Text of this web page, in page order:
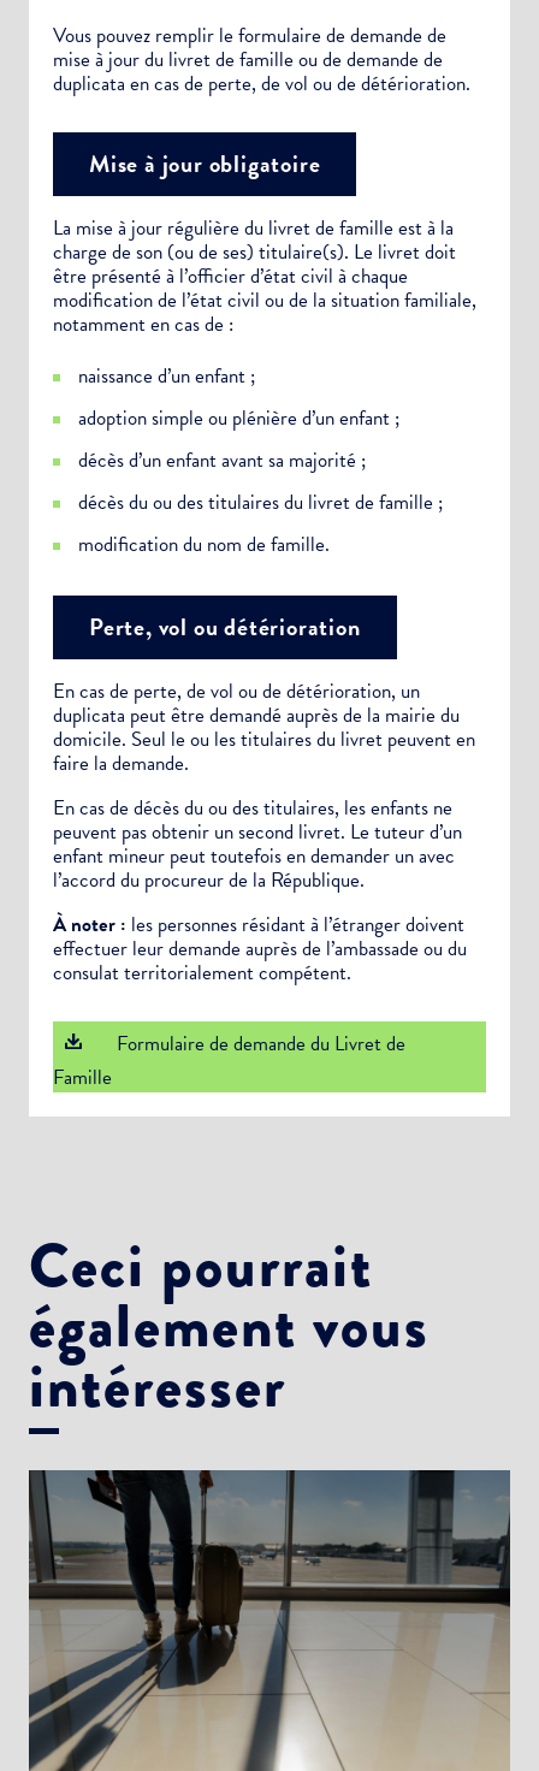
Vous pouvez remplir le formulaire de demande de
mise à jour du livret de famille ou de demande de
duplicata en cas de perte, de vol ou de détérioration.
Mise à jour obligatoire
La mise à jour régulière du livret de famille est à la
charge de son (ou de ses) titulaire(s). Le livret doit
être présenté à l’officier d’état civil à chaque
modification de l’état civil ou de la situation familiale,
notamment en cas de :
naissance d’un enfant ;
adoption simple ou plénière d’un enfant ;
décès d’un enfant avant sa majorité ;
décès du ou des titulaires du livret de famille ;
modification du nom de famille.
Perte, vol ou détérioration
En cas de perte, de vol ou de détérioration, un
duplicata peut être demandé auprès de la mairie du
domicile. Seul le ou les titulaires du livret peuvent en
faire la demande.
En cas de décès du ou des titulaires, les enfants ne
peuvent pas obtenir un second livret. Le tuteur d’un
enfant mineur peut toutefois en demander un avec
l’accord du procureur de la République.
À noter : les personnes résidant à l’étranger doivent
effectuer leur demande auprès de l’ambassade ou du
consulat territorialement compétent.
Formulaire de demande du Livret de
Famille
Ceci pourrait
également vous
intéresser
Choisissez votre abonnement :
Alertes Mail
Newsletter Culture